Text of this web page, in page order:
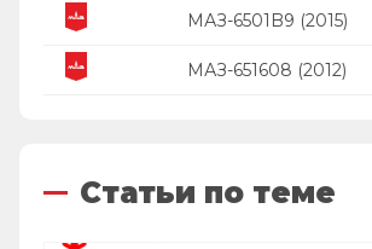
МАЗ-6501B9 (2015)
МАЗ-651608 (2012)
Статьи по теме